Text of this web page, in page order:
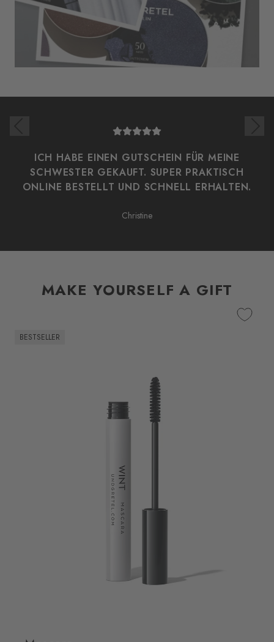
ICH HABE EINEN GUTSCHEIN FÜR MEINE
SCHWESTER GEKAUFT. SUPER PRAKTISCH
ONLINE BESTELLT UND SCHNELL ERHALTEN.
Christine
MAKE YOURSELF A GIFT
BESTSELLER